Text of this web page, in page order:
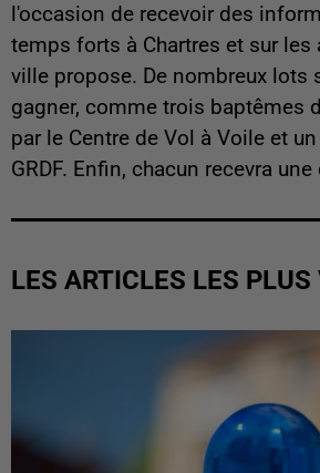
l'occasion de recevoir des
temps forts à Chartres et sur les
ville propose. De nombreux lots
gagner, comme trois baptêmes
par le Centre de Vol à Voile et
GRDF. Enfin, chacun recevra une
LES ARTICLES LES PLUS